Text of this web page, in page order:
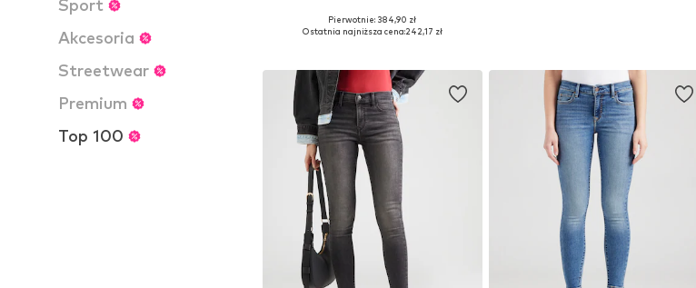
Sport
Akcesoria
Streetwear
Premium
Top 100
Dostępne w różnych rozmiarach
Pierwotnie: 384,90 zł
Ostatnia najniższa cena:242,17 zł